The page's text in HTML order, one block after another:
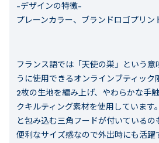
-デザインの特徴-
プレーンカラー、ブランドロゴプリン
フランス語では「天使の巣」という意
うに使用できるオンラインブティック
2枚の生地を編み上げ、やわらかな手
クキルティング素材を使用しています
と包み込む三角フードが付いているの
便利なサイズ感なので外出時にも活躍